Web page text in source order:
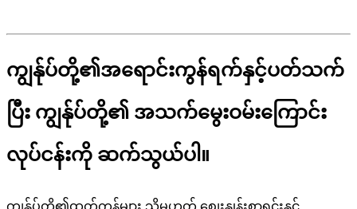
ကျွန်ုပ်တို့၏အရောင်းကွန်ရက်နှင့်ပတ်သက်
ပြီး ကျွန်ုပ်တို့၏ အသက်မွေးဝမ်းကြောင်း
လုပ်ငန်းကို ဆက်သွယ်ပါ။